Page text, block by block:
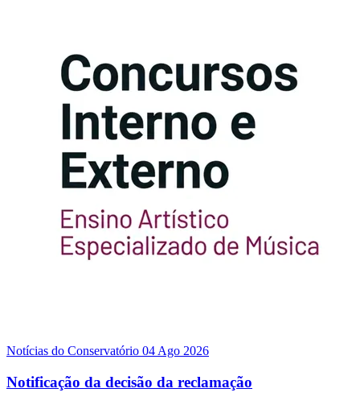
Notícias do Conservatório 04 Ago 2026
Notificação da decisão da reclamação